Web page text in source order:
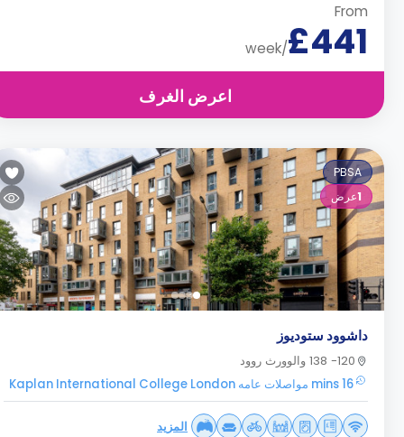
From
£441
/week
اعرض الغرف
PBSA
1 عرض
داشوود ستوديوز
120- 138 والوورث روود
16 mins مواصلات عامه Kaplan International College London
المزيد